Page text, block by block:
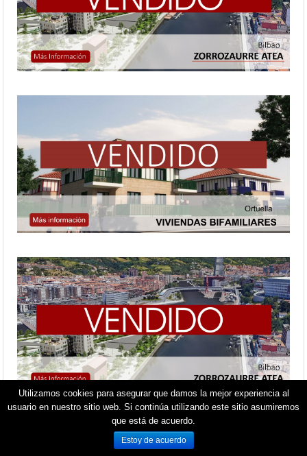
Utilizamos cookies para asegurar que damos la mejor experiencia al
usuario en nuestro sitio web. Si continúa utilizando este sitio asumiremos
que está de acuerdo.
Estoy de acuerdo